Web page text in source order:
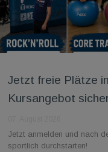
Jetzt freie Plätze
Kursangebot
Jetzt anmelden und nach
sportlich durchstarten!